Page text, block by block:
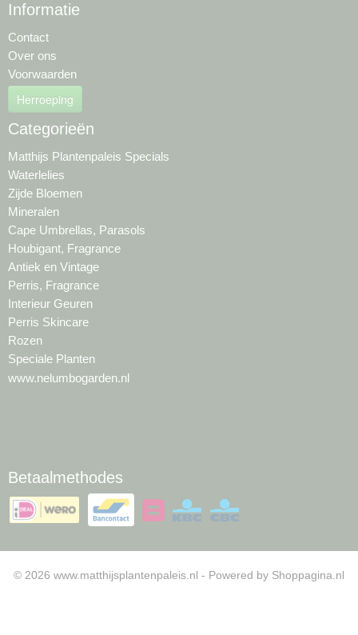
Informatie
Contact
Over ons
Voorwaarden
Herroeping
Categorieën
Matthijs Plantenpaleis Specials
Waterlelies
Zijde Bloemen
Mineralen
Cape Umbrellas, Parasols
Houbigant, Fragrance
Antiek en Vintage
Perris, Fragrance
Interieur Geuren
Perris Skincare
Rozen
Speciale Planten
www.nelumbogarden.nl
Betaalmethodes
© 2026 www.matthijsplantenpaleis.nl - Powered by Shoppagina.nl